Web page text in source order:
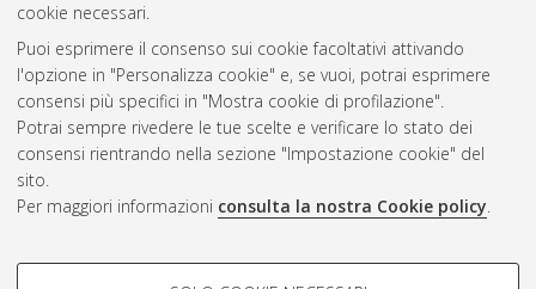
cookie necessari.
Puoi esprimere il consenso sui cookie facoltativi attivando
l'opzione in "Personalizza cookie" e, se vuoi, potrai esprimere
consensi più specifici in "Mostra cookie di profilazione".
Potrai sempre rivedere le tue scelte e verificare lo stato dei
consensi rientrando nella sezione "Impostazione cookie" del
sito.
Per maggiori informazioni consulta la nostra Cookie policy.
COOKIE DI PROFILAZIONE -
Atom
Rss 1.0
Rss 2.0
ISSN: 2038-7946
Impostazioni Cookie